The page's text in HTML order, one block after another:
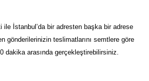
ile İstanbul’da bir adresten başka bir adrese
gönderilerinizin teslimatlarını semtlere göre
dakika arasında gerçekleştirebilirsiniz.